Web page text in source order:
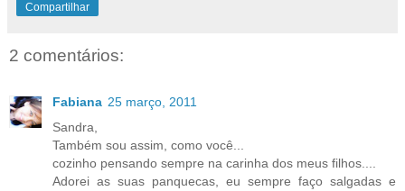
Compartilhar
2 comentários:
Fabiana 25 março, 2011
Sandra,
Também sou assim, como você...
cozinho pensando sempre na carinha dos meus filhos....
Adorei as suas panquecas, eu sempre faço salgadas e